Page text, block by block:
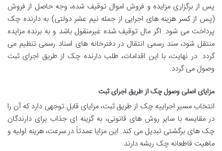
پس از برگزاری مزایده و فروش اموال توقیف شده، وجه حاصل از فروش
(پس از کسر هزینه های اجرایی از جمله نیم عشر دولتی) به دارنده چک
پرداخت می شود. اگر مال توقیف شده غیرمنقول باشد و به برنده مزایده
منتقل شود، سند رسمی انتقال در دفترخانه های اسناد رسمی تنظیم می
گردد. در نهایت، با این اقدامات، طلب دارنده چک از طریق اجرای ثبت
وصول می گردد.
مزایای اصلی وصول چک از طریق اجرای ثبت
انتخاب مسیر اجراییه چک از طریق ثبت، مزایای قابل توجهی دارد که آن را
در مقایسه با سایر روش های قانونی، به گزینه ای جذاب برای دارندگان
چک های برگشتی تبدیل می کند. این مزایا عمدتاً در سرعت، هزینه اولیه و
ماهیت قاطعانه چک ریشه دارند.